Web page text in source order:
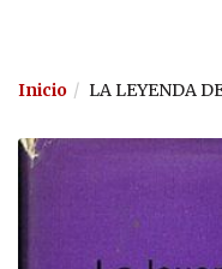
Inicio LA LEYENDA